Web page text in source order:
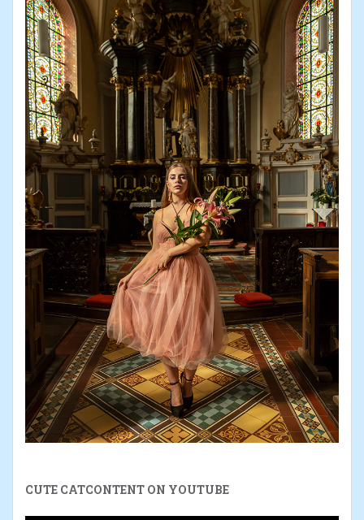
CUTE CATCONTENT ON YOUTUBE